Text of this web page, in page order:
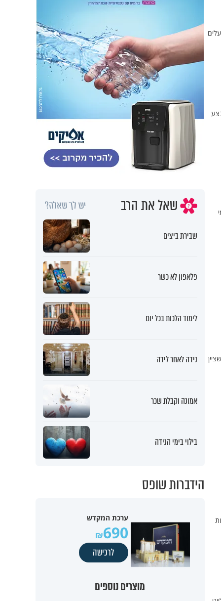
שציין
שאל את הרב יש לך שאלה?
שבירת ביצים
פלאפון לא כשר
לימוד הלכות בכל יום
נידה לאחר לידה
אמונה וקבלת שכר
בילוי בימי הנידה
הידברות שופס
ערכת המקדש
690
לרכישה
מוצרים נוספים